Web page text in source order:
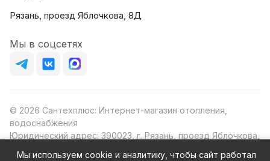
Рязань, проезд Яблочкова, 8Д
Мы в соцсетях
© 2026 Сантехплюс: Интернет-магазин отопления,
водоснабжения
Юридический адрес: 390023, г. Рязань, проезд Яблочкова,
Мы используем cookie и аналитику, чтобы сайт работал